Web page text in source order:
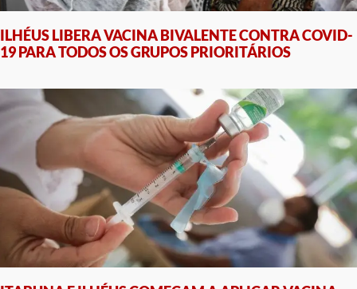
ILHÉUS LIBERA VACINA BIVALENTE CONTRA COVID-
19 PARA TODOS OS GRUPOS PRIORITÁRIOS